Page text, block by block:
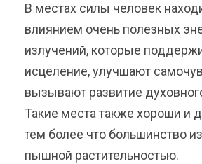
В местах силы человек
влиянием очень полезных
излучений, которые
исцеление, улучшают
вызывают развитие
Такие места также хороши и
тем более что большинство
пышной растительностью.